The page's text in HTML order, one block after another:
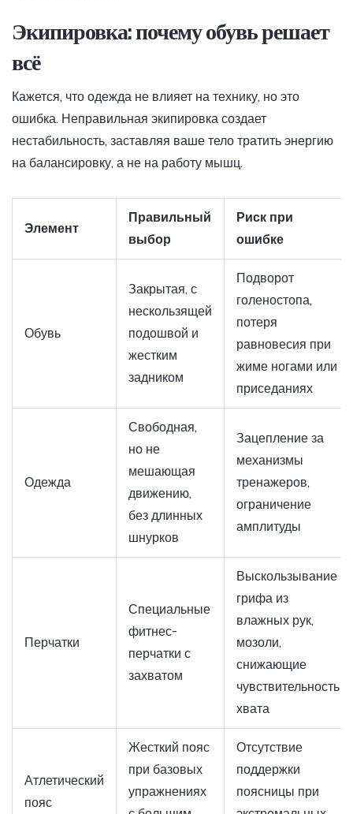
Экипировка: почему обувь решает
всё
Кажется, что одежда не влияет на технику, но это
ошибка. Неправильная экипировка создает
нестабильность, заставляя ваше тело тратить энергию
на балансировку, а не на работу мышц.
Элемент
Правильный
выбор
Риск при
ошибке
Обувь
Закрытая, с
нескользящей
подошвой и
жестким
задником
Подворот
голеностопа,
потеря
равновесия при
жиме ногами или
приседаниях
Одежда
Свободная,
но не
мешающая
движению,
без длинных
шнурков
Зацепление за
механизмы
тренажеров,
ограничение
амплитуды
Перчатки
Специальные
фитнес-
перчатки с
захватом
Выскользывание
грифа из
влажных рук,
мозоли,
снижающие
чувствительность
хвата
Атлетический
пояс
Жесткий пояс
при базовых
упражнениях
Отсутствие
поддержки
поясницы при